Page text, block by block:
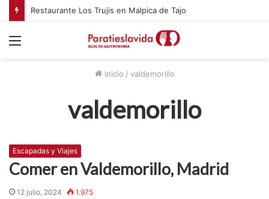
Restaurante Los Trujis en Malpica de Tajo
Inicio / valdemorillo
valdemorillo
Escapadas y Viajes
Comer en Valdemorillo, Madrid
12 julio, 2024 1.975